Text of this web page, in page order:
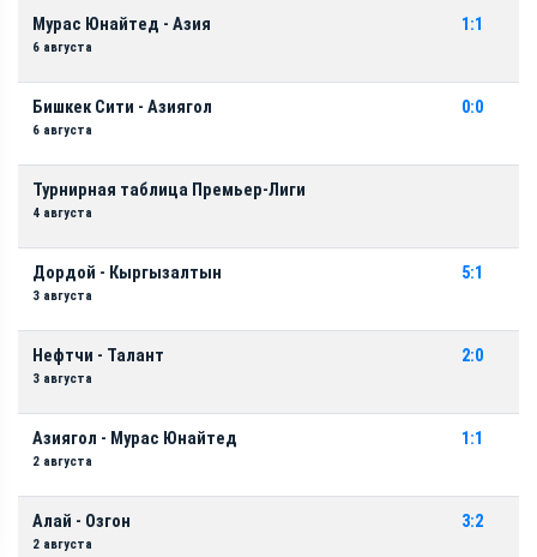
Мурас Юнайтед - Азия
6 августа
1:1
Бишкек Сити - Азиягол
6 августа
0:0
Турнирная таблица Премьер-Лиги
4 августа
Дордой - Кыргызалтын
3 августа
5:1
Нефтчи - Талант
3 августа
2:0
Азиягол - Мурас Юнайтед
2 августа
1:1
Алай - Озгон
2 августа
3:2